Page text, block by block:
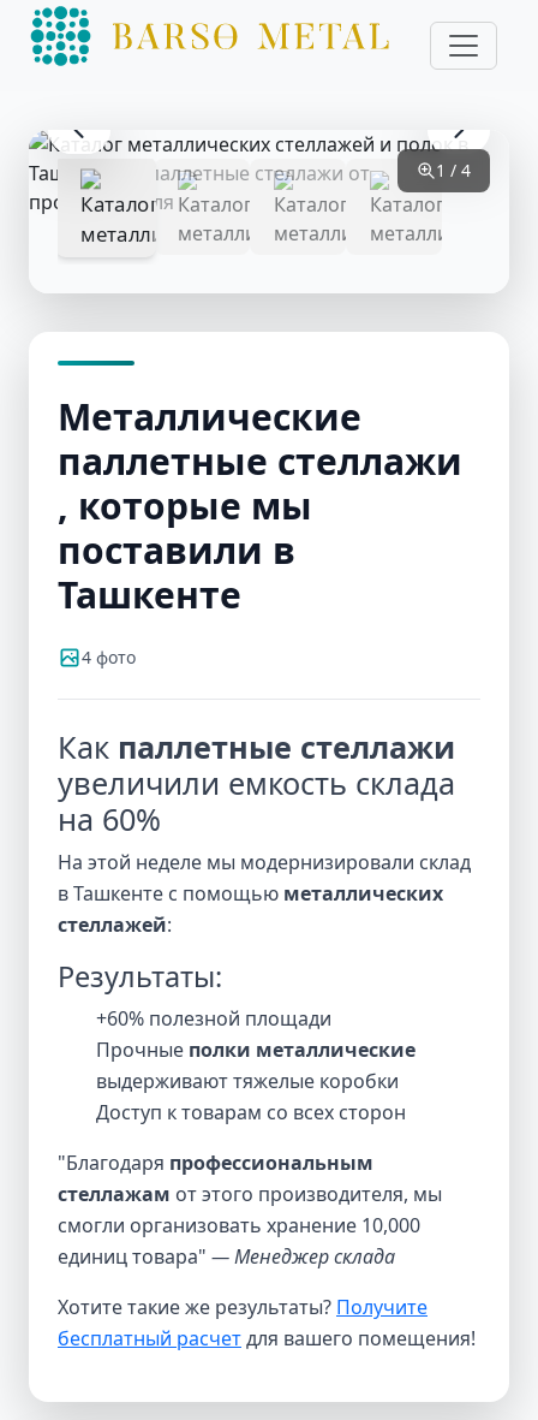
1 / 4
Металлические
паллетные стеллажи
, которые мы
поставили в
Ташкенте
4 фото
Как паллетные стеллажи
увеличили емкость склада
на 60%
На этой неделе мы модернизировали склад
в Ташкенте с помощью металлических
стеллажей:
Результаты:
+60% полезной площади
Прочные полки металлические
выдерживают тяжелые коробки
Доступ к товарам со всех сторон
"Благодаря профессиональным
стеллажам от этого производителя, мы
смогли организовать хранение 10,000
единиц товара" — Менеджер склада
Хотите такие же результаты? Получите
бесплатный расчетдля вашего помещения!